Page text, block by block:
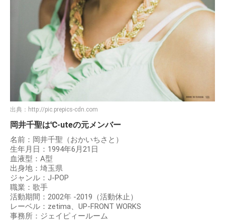
出典： http://pic.prepics-cdn.com
岡井千聖は℃-uteの元メンバー
名前：岡井千聖（おかいちさと）
生年月日：1994年6月21日
血液型：A型
出身地：埼玉県
ジャンル：J-POP
職業：歌手
活動期間：2002年 -2019（活動休止）
レーベル：zetima、UP-FRONT WORKS
事務所：ジェイピィールーム